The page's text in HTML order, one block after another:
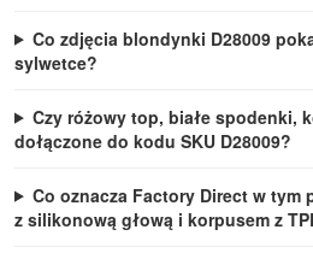
Co zdjęcia blondynki D28009
sylwetce?
Czy różowy top, białe spodenki,
dołączone do kodu SKU D28009?
Co oznacza Factory Direct w tym
z silikonową głową i korpusem z